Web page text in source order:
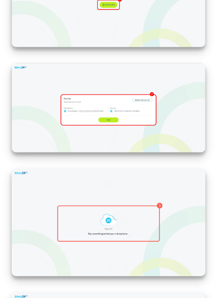
Loja On-line
Assinatura eletrônica para RH
Processos de negócio
Market (Aplicativos)